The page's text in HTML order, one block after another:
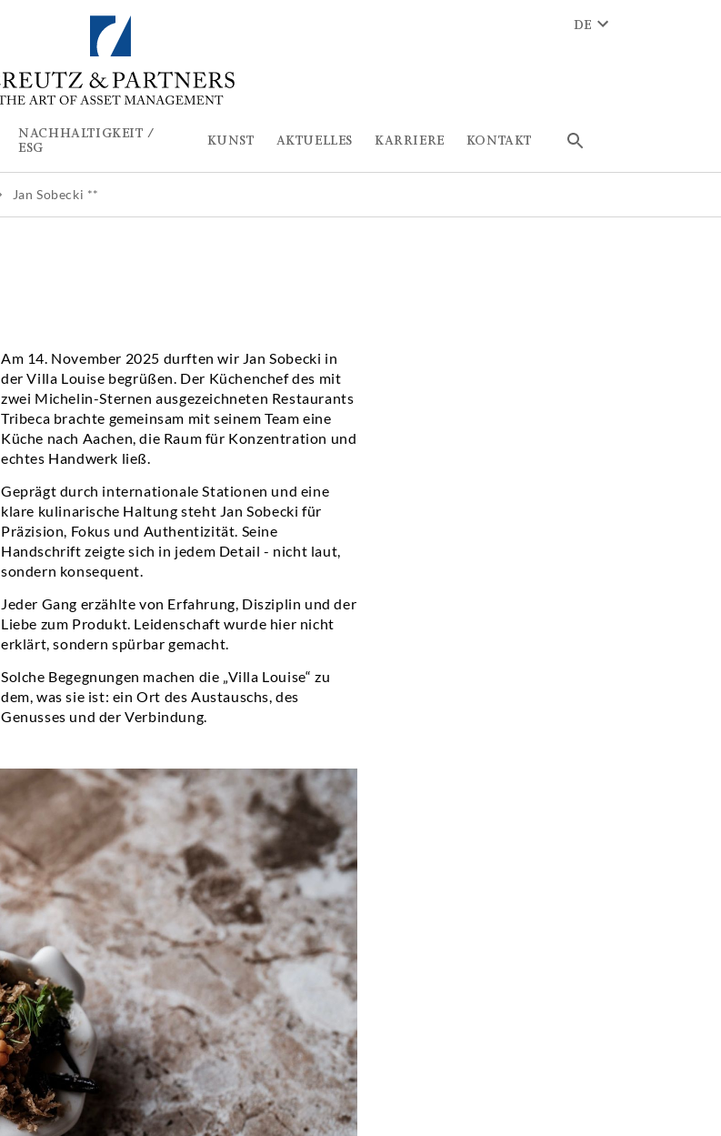
DE
NACHHALTIGKEIT /
ESG
KUNST AKTUELLES KARRIERE KONTAKT
Jan Sobecki **
Am 14. November 2025 durften wir Jan Sobecki in
der Villa Louise begrüßen. Der Küchenchef des mit
zwei Michelin-Sternen ausgezeichneten Restaurants
Tribeca brachte gemeinsam mit seinem Team eine
Küche nach Aachen, die Raum für Konzentration und
echtes Handwerk ließ.
Geprägt durch internationale Stationen und eine
klare kulinarische Haltung steht Jan Sobecki für
Präzision, Fokus und Authentizität. Seine
Handschrift zeigte sich in jedem Detail - nicht laut,
sondern konsequent.
Jeder Gang erzählte von Erfahrung, Disziplin und der
Liebe zum Produkt. Leidenschaft wurde hier nicht
erklärt, sondern spürbar gemacht.
Solche Begegnungen machen die „Villa Louise“ zu
dem, was sie ist: ein Ort des Austauschs, des
Genusses und der Verbindung.